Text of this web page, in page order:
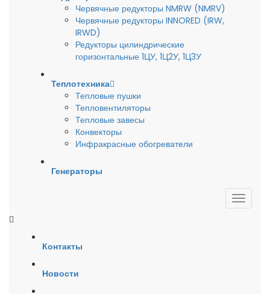
Червячные редукторы NMRW (NMRV)
Червячные редукторы INNORED (IRW,
IRWD)
Редукторы цилиндрические
горизонтальные 1ЦУ, 1Ц2У, 1Ц3У
Теплотехника
Тепловые пушки
Тепловентиляторы
Тепловые завесы
Конвекторы
Инфракрасные обогреватели
Генераторы
Контакты
Новости